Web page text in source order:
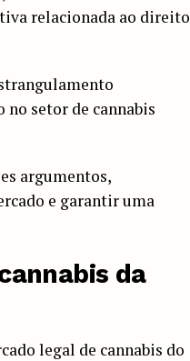
relacionada ao direito
setor de cannabis
argumentos,
e garantir uma
da
legal de cannabis do